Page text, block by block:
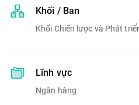
Khối / Ban
Khối Chiến lược và Phát
Lĩnh vực
Ngân hàng